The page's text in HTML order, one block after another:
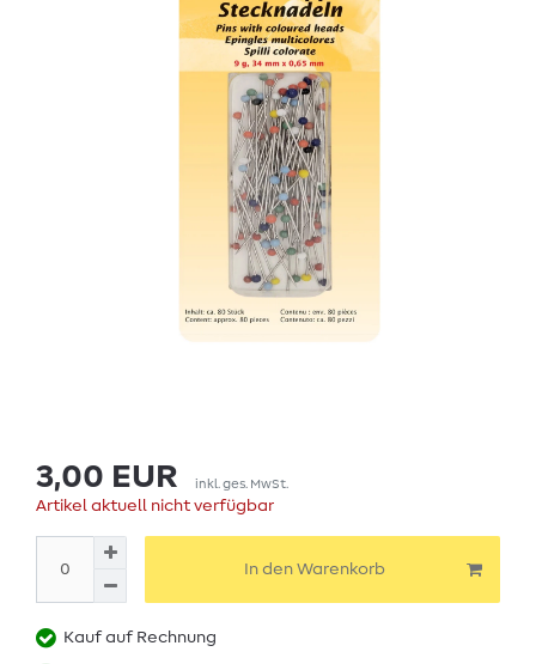
3,00 EUR inkl. ges. MwSt.
Artikel aktuell nicht verfügbar
In den Warenkorb
Kauf auf Rechnung